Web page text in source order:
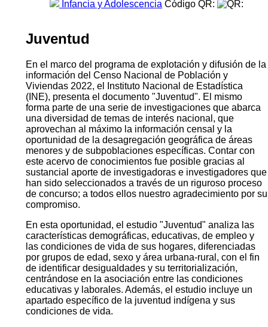
Infancia y Adolescencia Código QR:
Juventud
En el marco del programa de explotación y difusión de la
información del Censo Nacional de Población y
Viviendas 2022, el Instituto Nacional de Estadística
(INE), presenta el documento "Juventud". El mismo
forma parte de una serie de investigaciones que abarca
una diversidad de temas de interés nacional, que
aprovechan al máximo la información censal y la
oportunidad de la desagregación geográfica de áreas
menores y de subpoblaciones específicas. Contar con
este acervo de conocimientos fue posible gracias al
sustancial aporte de investigadoras e investigadores que
han sido seleccionados a través de un riguroso proceso
de concurso; a todos ellos nuestro agradecimiento por su
compromiso.
En esta oportunidad, el estudio "Juventud" analiza las
características demográficas, educativas, de empleo y
las condiciones de vida de sus hogares, diferenciadas
por grupos de edad, sexo y área urbana-rural, con el fin
de identificar desigualdades y su territorialización,
centrándose en la asociación entre las condiciones
educativas y laborales. Además, el estudio incluye un
apartado específico de la juventud indígena y sus
condiciones de vida.